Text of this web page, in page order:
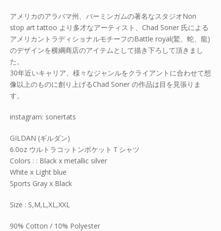
アメリカのアラバマ州、バーミンガムの著名なスタジオNon
stop art tattoo より多才なアーティスト、Chad Soner 氏による
アメリカントラディショナルモチーフのBattle royal(鷲、蛇、龍)
のデザインを横綱商店のアイテムとして描き下ろして頂きまし
た。
30年近いキャリア、様々なジャンルをクライアントに合わせて想
像以上のものに創り上げるChad Soner の作品は目を見張りま
す。
instagram: sonertats
GILDAN (ギルダン)
6.0oz ウルトラコットンポケットＴシャツ
Colors : : Black x metallic silver
White x Light blue
Sports Gray x Black
Size : S,M,L,XL,XXL
90% Cotton / 10% Polyester